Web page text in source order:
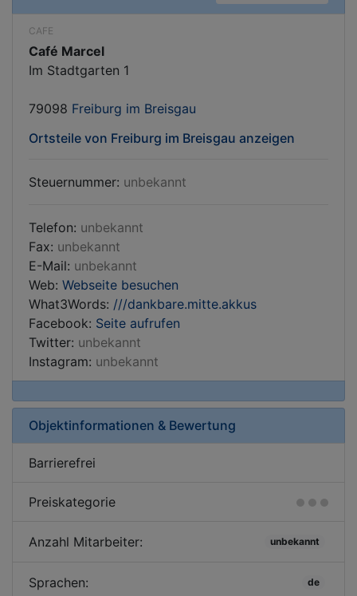
CAFE
Café Marcel
Im Stadtgarten 1
79098 Freiburg im Breisgau
Ortsteile von Freiburg im Breisgau anzeigen
Steuernummer: unbekannt
Telefon: unbekannt
Fax: unbekannt
E-Mail: unbekannt
Web: Webseite besuchen
What3Words: ///dankbare.mitte.akkus
Facebook: Seite aufrufen
Twitter: unbekannt
Instagram: unbekannt
Objektinformationen & Bewertung
Barrierefrei
Preiskategorie
Anzahl Mitarbeiter: unbekannt
Sprachen: de